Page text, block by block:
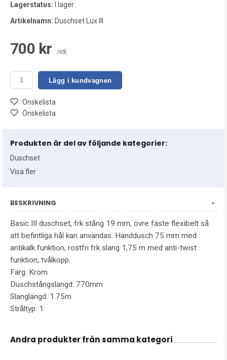
Lagerstatus: I lager
Artikelnamn: Duschset Lux III
700 kr /stk
Lägg i kundvagnen
Önskelista
Önskelista
Produkten är del av följande kategorier:
Duschset
Visa fler
BESKRIVNING
Basic III duschset, frk stång 19 mm, övre fäste flexibelt så
att befintliga hål kan användas. Handdusch 75 mm med
antikalk funktion, rostfri frk slang 1,75 m med anti-twist
funktion, tvålkopp.
Färg: Krom
Duschstångslängd: 770mm
Slanglängd: 1.75m
Stråltyp: 1
Andra produkter från samma kategori